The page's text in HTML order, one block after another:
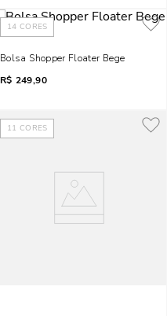
14 CORES
Bolsa Shopper Floater Bege
R$ 249,90
11 CORES